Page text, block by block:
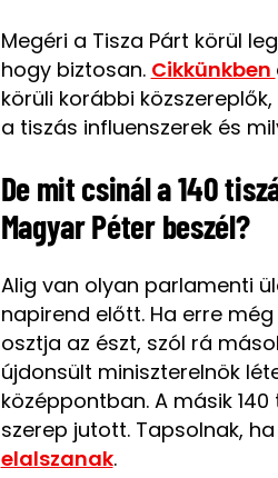
Megéri a Tisza Párt körül
hogy biztosan. Cikkünkben
körüli korábbi
a tiszás influenszerek és
De mit csinál a 140
Magyar Péter beszél?
Alig van olyan parlamenti
napirend előtt. Ha erre
osztja az észt, szól rá
újdonsült miniszterelnök
középpontban. A másik
szerep jutott. Tapsolnak,
elalszanak.